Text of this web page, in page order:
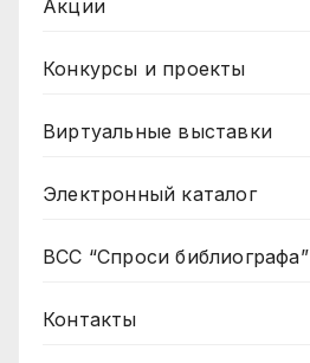
Акции
Конкурсы и проекты
Виртуальные выставки
Электронный каталог
ВСС “Спроси библиографа”
Контакты